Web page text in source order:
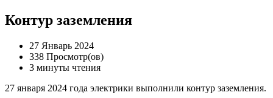
Контур заземления
27 Январь 2024
338 Просмотр(ов)
3 минуты чтения
27 января 2024 года электрики выполнили контур заземления.